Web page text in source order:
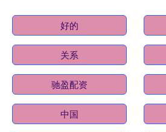
好的
关系
驰盈配资
中国